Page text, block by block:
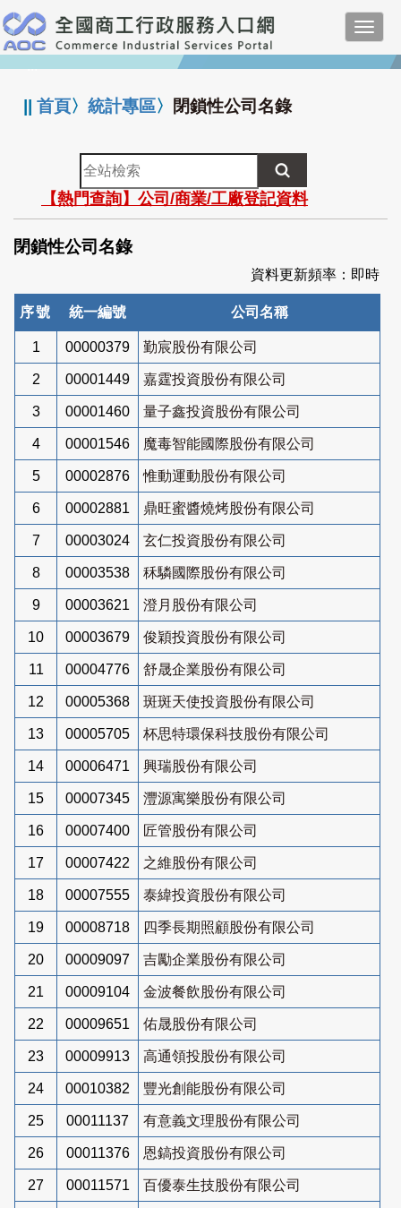
跳
到
主
要
:::
||首頁〉統計專區〉 閉鎖性公司名錄
全
站
檢
索
【熱門查詢】公司/商業/工廠登記資料
閉鎖性公司名錄
資料更新頻率：即時
序號 統一編號 公司名稱
1 00000379 勤宸股份有限公司
2 00001449 嘉霆投資股份有限公司
3 00001460 量子鑫投資股份有限公司
4 00001546 魔毒智能國際股份有限公司
5 00002876 惟動運動股份有限公司
6 00002881 鼎旺蜜醬燒烤股份有限公司
7 00003024 玄仁投資股份有限公司
8 00003538 秝驎國際股份有限公司
9 00003621 澄月股份有限公司
10 00003679 俊穎投資股份有限公司
11 00004776 舒晟企業股份有限公司
12 00005368 斑斑天使投資股份有限公司
13 00005705 杯思特環保科技股份有限公司
14 00006471 興瑞股份有限公司
15 00007345 灃源寓樂股份有限公司
16 00007400 匠管股份有限公司
17 00007422 之維股份有限公司
18 00007555 泰緯投資股份有限公司
19 00008718 四季長期照顧股份有限公司
20 00009097 吉勵企業股份有限公司
21 00009104 金波餐飲股份有限公司
22 00009651 佑晟股份有限公司
23 00009913 高通領投股份有限公司
24 00010382 豐光創能股份有限公司
25 00011137 有意義文理股份有限公司
26 00011376 恩鎬投資股份有限公司
27 00011571 百優泰生技股份有限公司